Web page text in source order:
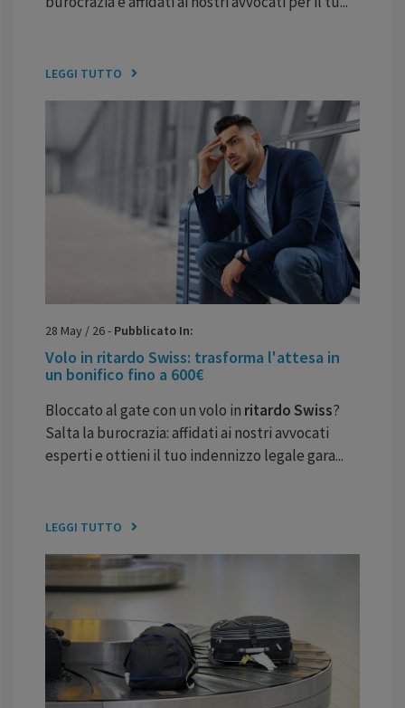
LEGGI TUTTO
28 May / 26- Pubblicato In:
Volo in ritardo Swiss: trasforma l'attesa in
un bonifico fino a 600€
Bloccato al gate con un volo in ritardo Swiss?
Salta la burocrazia: affidati ai nostri avvocati
esperti e ottieni il tuo indennizzo legale gara...
LEGGI TUTTO